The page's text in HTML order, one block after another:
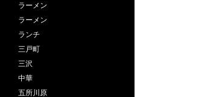
ラーメン
ラーメン
ランチ
三戸町
三沢
中華
五所川原